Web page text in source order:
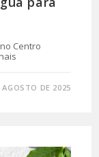
Centro
AGOSTO DE 2025